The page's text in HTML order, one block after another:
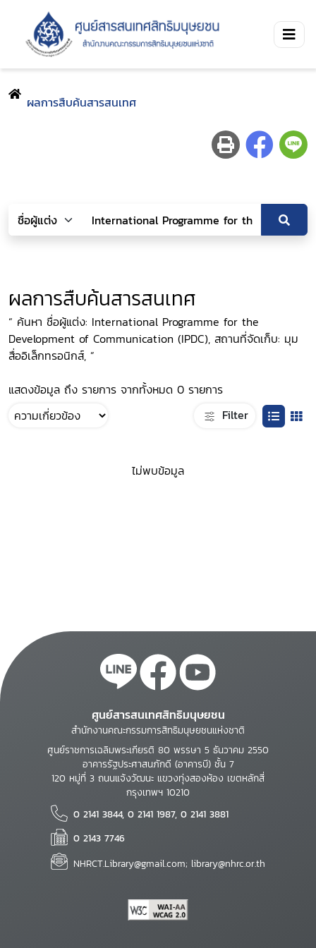
ผลการสืบค้นสารสนเทศ
ผลการสืบค้นสารสนเทศ
“ ค้นหา ชื่อผู้แต่ง: International Programme for the
Development of Communication (IPDC), สถานที่จัดเก็บ: มุม
สื่ออิเล็กทรอนิกส์, ”
แสดงข้อมูล ถึง รายการ จากทั้งหมด 0 รายการ
Filter
ไม่พบข้อมูล
ศูนย์สารสนเทศสิทธิมนุษยชน
สำนักงานคณะกรรมการสิทธิมนุษยชนแห่งชาติ
ศูนย์ราชการเฉลิมพระเกียรติ 80 พรรษา 5 ธันวาคม 2550
อาคารรัฐประศาสนภักดี (อาคารบี) ชั้น 7
120 หมู่ที่ 3 ถนนแจ้งวัฒนะ แขวงทุ่งสองห้อง เขตหลักสี่
กรุงเทพฯ 10210
0 2141 3844, 0 2141 1987, 0 2141 3881
0 2143 7746
NHRCT.Library@gmail.com; library@nhrc.or.th